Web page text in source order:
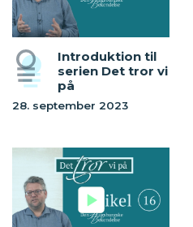
Introduktion til
serien Det tror vi
på
28. september 2023